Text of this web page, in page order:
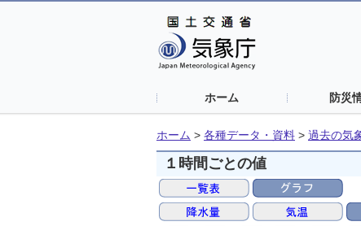
ホーム 防災
ホーム > 各種データ・資料 > 過去の気
１時間ごとの値